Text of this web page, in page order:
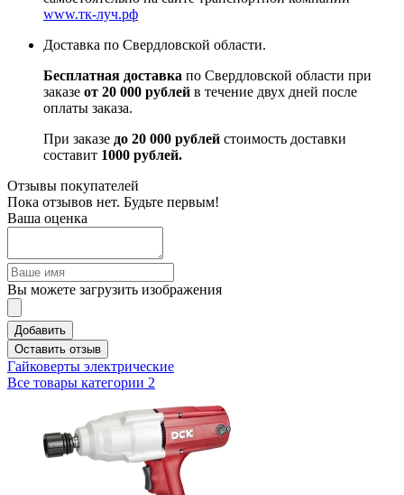
www.тк-луч.рф
Доставка по Свердловской области.
Бесплатная доставка по Свердловской области при
заказе от 20 000 рублей в течение двух дней после
оплаты заказа.
При заказе до 20 000 рублей стоимость доставки
составит 1000 рублей.
Отзывы покупателей
Пока отзывов нет. Будьте первым!
Ваша оценка
Вы можете загрузить изображения
Добавить
Оставить отзыв
Гайковерты электрические
Все товары категории 2